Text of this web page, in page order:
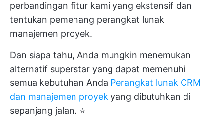
perbandingan fitur kami yang ekstensif dan
tentukan pemenang perangkat lunak
manajemen proyek.
Dan siapa tahu, Anda mungkin menemukan
alternatif superstar yang dapat memenuhi
semua kebutuhan Anda Perangkat lunak CRM
dan manajemen proyek yang dibutuhkan di
sepanjang jalan. ⭐